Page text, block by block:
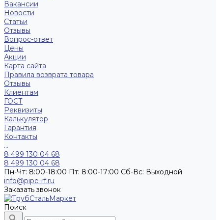
Вакансии
Новости
Статьи
Отзывы
Вопрос-ответ
Цены
Акции
Карта сайта
Правила возврата товара
Отзывы
Клиентам
ГОСТ
Реквизиты
Калькулятор
Гарантия
Контакты
...
8 499 130 04 68
8 499 130 04 68
Пн-Чт: 8:00-18:00 Пт: 8:00-17:00 Сб-Вс: Выходной
info@pipe-rf.ru
Заказать звонок
Поиск